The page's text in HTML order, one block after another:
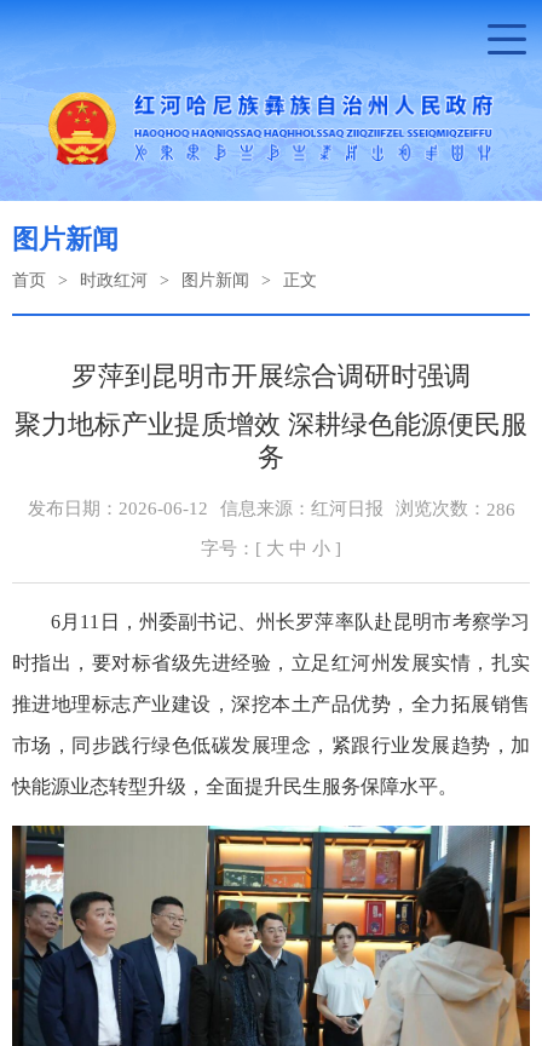
图片新闻
首页 > 时政红河 > 图片新闻 > 正文
罗萍到昆明市开展综合调研时强调
聚力地标产业提质增效 深耕绿色能源便民服
务
发布日期：2026-06-12 信息来源：红河日报 浏览次数： 286
字号：[ 大 中 小 ]
6月11日，州委副书记、州长罗萍率队赴昆明市考察学习
时指出，要对标省级先进经验，立足红河州发展实情，扎实
推进地理标志产业建设，深挖本土产品优势，全力拓展销售
市场，同步践行绿色低碳发展理念，紧跟行业发展趋势，加
快能源业态转型升级，全面提升民生服务保障水平。